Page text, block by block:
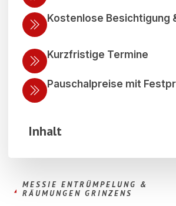
Kostenlose Besichtigung
Kurzfristige Termine
Pauschalpreise mit
Inhalt
MESSIE ENTRÜMPELUNG &
RÄUMUNGEN GRINZENS